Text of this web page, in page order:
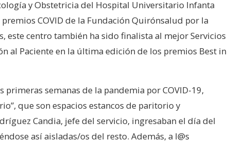
y Obstetricia del Hospital Universitario Infanta
COVID de la Fundación Quirónsalud por la
este centro también ha sido finalista al mejor Servicios
al Paciente en la última edición de los premios Best in
semanas de la pandemia por COVID-19,
que son espacios estancos de paritorio y
Candia, jefe del servicio, ingresaban el día del
así aisladas/os del resto. Además, a l@s